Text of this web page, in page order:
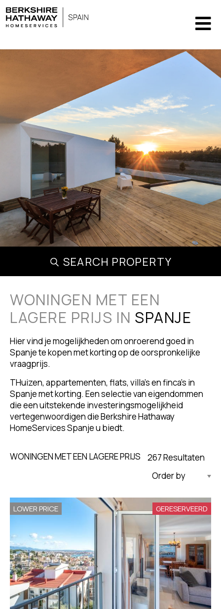
SEARCH PROPERTY
WONINGEN MET EEN
LAGERE PRIJS IN SPANJE
Hier vind je mogelijkheden om onroerend goed in
Spanje te kopen met korting op de oorspronkelijke
vraagprijs.
THuizen, appartementen, flats, villa's en finca's in
Spanje met korting. Een selectie van eigendommen
die een uitstekende investeringsmogelijkheid
vertegenwoordigen die Berkshire Hathaway
HomeServices Spanje u biedt.
WONINGEN MET EEN LAGERE PRIJS
Bijgewerkt Aflopend
267 Resultaten
LOWER PRICE GERESERVEERD